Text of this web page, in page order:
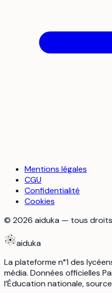
Mentions légales
CGU
Confidentialité
Cookies
© 2026 aiduka — tous
aiduka
La plateforme n°1 des
média. Données officielles
l’Éducation nationale,